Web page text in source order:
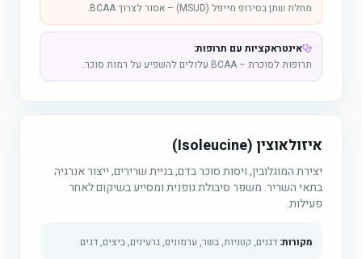
מחלת שתן בסירופ מייפל (MSUD) – אסור לצרוך BCAA.
אינטראקציות עם תרופות:
תרופות לסוכרת – BCAA עלולים להשפיע על רמות סוכר.
איזולאוצין (Isoleucine)
יצירת המוגלובין, ויסות סוכר בדם, בניית שרירים, ייצור אנרגיה
בתאי השריר. משפר סיבולת גופנית ומסייע בשיקום לאחר
פעילות.
מקורות: דגנים, קטניות, בשר, ערמונים, גרעינים, ביצים, דגים